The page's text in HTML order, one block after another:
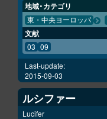
地域・カテゴリ
東・中央ヨーロッパ
文献
03 09
Last-update:
2015-09-03
ルシファー
Lucifer